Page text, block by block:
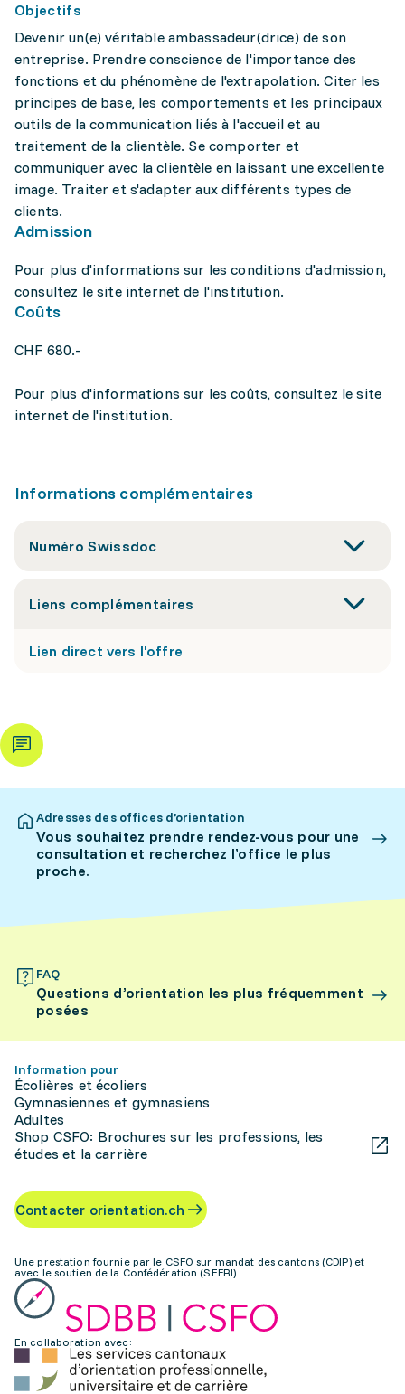
Objectifs
Devenir un(e) véritable ambassadeur(drice) de son
entreprise. Prendre conscience de l'importance des
fonctions et du phénomène de l'extrapolation. Citer les
principes de base, les comportements et les principaux
outils de la communication liés à l'accueil et au
traitement de la clientèle. Se comporter et
communiquer avec la clientèle en laissant une excellente
image. Traiter et s'adapter aux différents types de
clients.
Admission
Pour plus d'informations sur les conditions d'admission,
consultez le site internet de l'institution.
Coûts
CHF 680.-
Pour plus d'informations sur les coûts, consultez le site
internet de l'institution.
Informations complémentaires
Numéro Swissdoc
Liens complémentaires
Lien direct vers l'offre
Adresses des offices d’orientation
Vous souhaitez prendre rendez-vous pour une
consultation et recherchez l’office le plus
proche.
FAQ
Questions d’orientation les plus fréquemment
posées
Information pour
Écolières et écoliers
Gymnasiennes et gymnasiens
Adultes
Shop CSFO: Brochures sur les professions, les
études et la carrière
Contacter orientation.ch
Une prestation fournie par le CSFO sur mandat des cantons (CDIP) et
avec le soutien de la Confédération (SEFRI)
En collaboration avec: